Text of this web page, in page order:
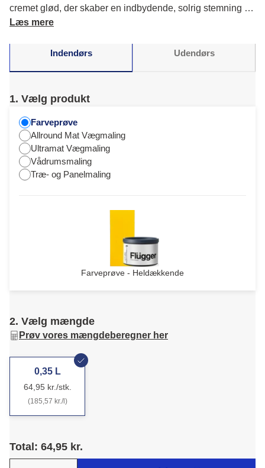
cremet glød, der skaber en indbydende, solrig stemning i
din indretning. Den bidrager til en afbalanceret og tidløs
Læs mere
Indendørs Udendørs
1. Vælg produkt
Farveprøve
Allround Mat Vægmaling
Ultramat Vægmaling
Vådrumsmaling
Træ- og Panelmaling
Farveprøve - Heldækkende
2. Vælg mængde
Prøv vores mængdeberegner her
0,35 L
64,95 kr./stk.
(185,57 kr./l)
Total: 64,95 kr.